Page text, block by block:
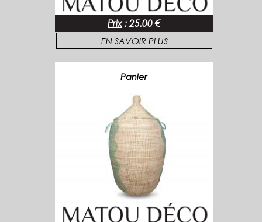
Prix : 25.00 €
EN SAVOIR PLUS
Panier